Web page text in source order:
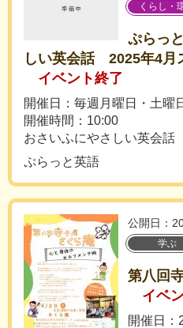
くらし・
ぷらっ
しい英会話 2025年4
イベント終了
開催日：毎週月曜日・土曜
開催時間：10:00
おさいふにやさしい英会話
ぷらっと英語
公開日：
学ぶ
第八回
イベ
開催日：